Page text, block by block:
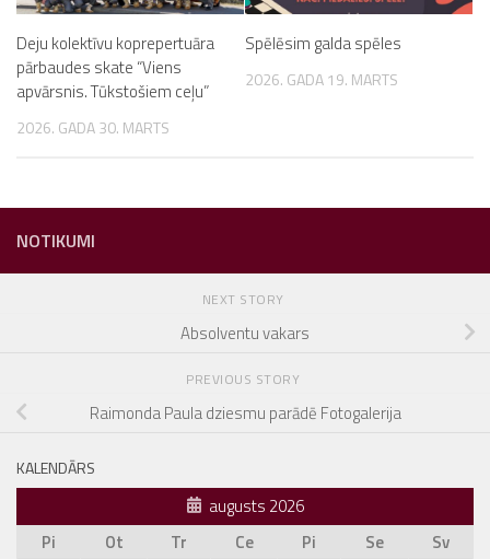
Deju kolektīvu koprepertuāra
pārbaudes skate “Viens
apvārsnis. Tūkstošiem ceļu”
2026. GADA 30. MARTS
Spēlēsim galda spēles
2026. GADA 19. MARTS
NOTIKUMI
NEXT STORY
Absolventu vakars
PREVIOUS STORY
Raimonda Paula dziesmu parādē Fotogalerija
KALENDĀRS
augusts 2026
Pi
Ot Tr Ce Pi Se
Sv